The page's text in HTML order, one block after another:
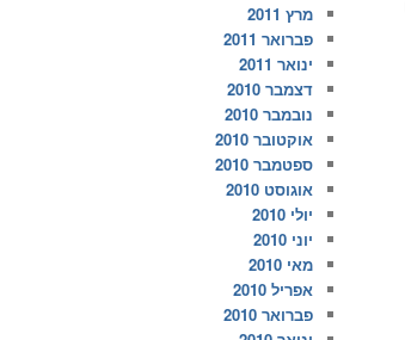
מרץ 2011
פברואר 2011
ינואר 2011
דצמבר 2010
נובמבר 2010
אוקטובר 2010
ספטמבר 2010
אוגוסט 2010
יולי 2010
יוני 2010
מאי 2010
אפריל 2010
פברואר 2010